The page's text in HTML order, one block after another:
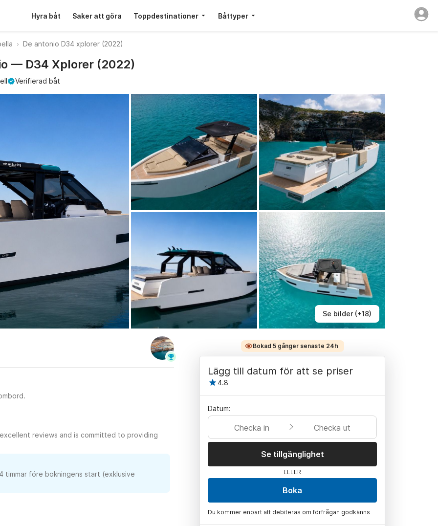
Hyra båt Saker att göra Toppdestinationer Båttyper
De antonio D34 xplorer (2022)
Se bilder (+18)
— D34 Xplorer (2022)
Verifierad båt
reviews and is committed to providing
timmar före bokningens start (exklusive
Bokad 5 gånger senaste 24h
Lägg till datum för att se priser
4.8
Datum:
Checka in Checka ut
Se tillgänglighet
ELLER
Boka
Du kommer enbart att debiteras om förfrågan godkänns